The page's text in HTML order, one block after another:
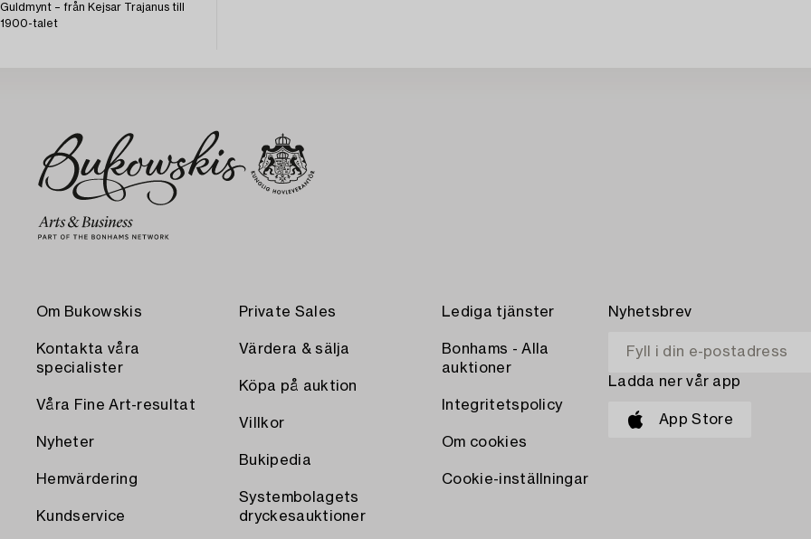
Guldmynt – från Kejsar Trajanus till
1900-talet
Om Bukowskis
Kontakta våra
specialister
Våra Fine Art-resultat
Nyheter
Hemvärdering
Kundservice
Private Sales
Värdera & sälja
Köpa på auktion
Villkor
Bukipedia
Systembolagets
dryckesauktioner
Lediga tjänster
Bonhams - Alla
auktioner
Integritetspolicy
Om cookies
Cookie-inställningar
Nyhetsbrev
Ladda ner vår app
App Store